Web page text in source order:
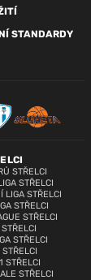
STANDARDY
STŘELCI
STŘELCI
LIGA STŘELCI
STŘELCI
STŘELCI
STŘELCI
STŘELCI
STŘELCI